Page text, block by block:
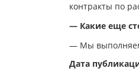
контракты по
— Какие еще
— Мы выполняем
Дата